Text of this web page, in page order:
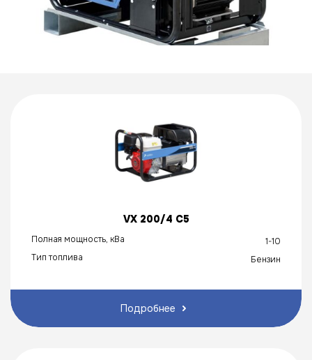
VX 200/4 C5
Полная мощность, кВа
1-10
Тип топлива
Бензин
Подробнее